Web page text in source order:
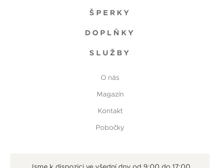
ŠPERKY
DOPLŇKY
SLUŽBY
O nás
Magazín
Kontakt
Pobočky